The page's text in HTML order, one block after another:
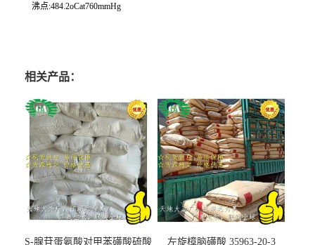
沸点:484.2oCat760mmHg
相关产品：
S-腺苷蛋氨酸对甲苯磺酸硫酸 左旋樟脑磺酸 35963-20-3